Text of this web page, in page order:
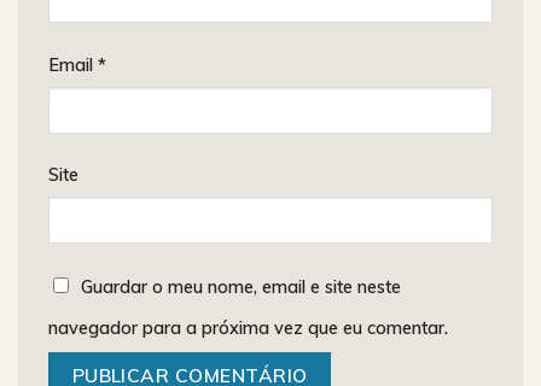
Email *
Site
Guardar o meu nome, email e site neste
navegador para a próxima vez que eu comentar.